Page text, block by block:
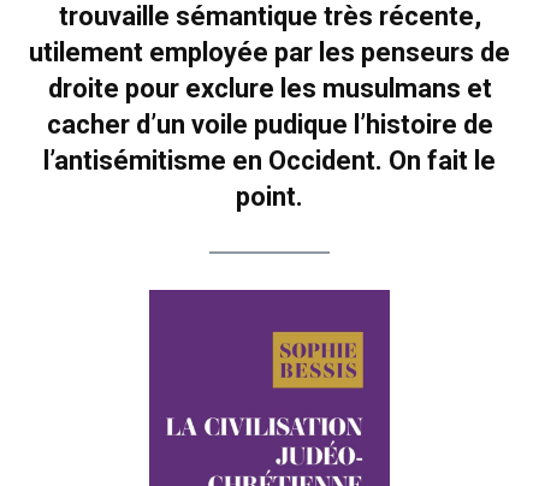
trouvaille sémantique très récente,
utilement employée par les penseurs de
droite pour exclure les musulmans et
cacher d’un voile pudique l’histoire de
l’antisémitisme en Occident. On fait le
point.